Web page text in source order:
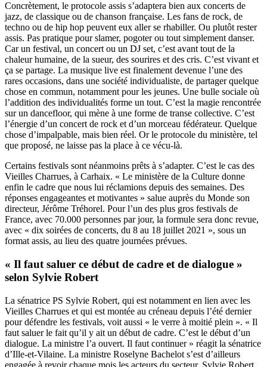
Concrètement, le protocole assis s’adaptera bien aux concerts de
jazz, de classique ou de chanson française. Les fans de rock, de
techno ou de hip hop peuvent eux aller se rhabiller. Ou plutôt rester
assis. Pas pratique pour slamer, pogoter ou tout simplement danser.
Car un festival, un concert ou un DJ set, c’est avant tout de la
chaleur humaine, de la sueur, des sourires et des cris. C’est vivant et
ça se partage. La musique live est finalement devenue l’une des
rares occasions, dans une société individualiste, de partager quelque
chose en commun, notamment pour les jeunes. Une bulle sociale où
l’addition des individualités forme un tout. C’est la magie rencontrée
sur un dancefloor, qui mène à une forme de transe collective. C’est
l’énergie d’un concert de rock et d’un morceau fédérateur. Quelque
chose d’impalpable, mais bien réel. Or le protocole du ministère, tel
que proposé, ne laisse pas la place à ce vécu-là.
Certains festivals sont néanmoins prêts à s’adapter. C’est le cas des
Vieilles Charrues, à Carhaix. « Le ministère de la Culture donne
enfin le cadre que nous lui réclamions depuis des semaines. Des
réponses engageantes et motivantes » salue auprès du Monde son
directeur, Jérôme Tréhorel. Pour l’un des plus gros festivals de
France, avec 70.000 personnes par jour, la formule sera donc revue,
avec « dix soirées de concerts, du 8 au 18 juillet 2021 », sous un
format assis, au lieu des quatre journées prévues.
« Il faut saluer ce début de cadre et de dialogue »
selon Sylvie Robert
La sénatrice PS Sylvie Robert, qui est notamment en lien avec les
Vieilles Charrues et qui est montée au créneau depuis l’été dernier
pour défendre les festivals, voit aussi « le verre à moitié plein ». « Il
faut saluer le fait qu’il y ait un début de cadre. C’est le début d’un
dialogue. La ministre l’a ouvert. Il faut continuer » réagit la sénatrice
d’Ille-et-Vilaine. La ministre Roselyne Bachelot s’est d’ailleurs
engagée à revoir chaque mois les acteurs du secteur. Sylvie Robert